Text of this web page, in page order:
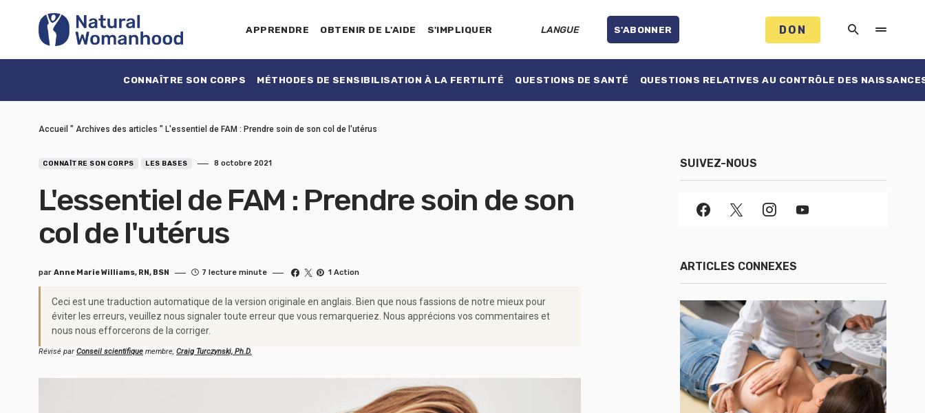
APPRENDRE OBTENIR DE L'AIDE S'IMPLIQUER LANGUE S'ABONNER DON
CONNAÎTRE SON CORPS MÉTHODES DE SENSIBILISATION À LA FERTILITÉ QUESTIONS DE SANTÉ QUESTIONS RELATIVES AU CONTRÔLE DES
Accueil " Archives des articles " L'essentiel de FAM : Prendre soin de son col de l'utérus
CONNAÎTRE SON CORPS LES BASES 8 octobre 2021
L'essentiel de FAM : Prendre soin de son
col de l'utérus
par Anne Marie Williams, RN, BSN 7 lecture minute 1 Action
Ceci est une traduction automatique de la version originale en anglais. Bien que nous fassions de notre mieux pour
éviter les erreurs, veuillez nous signaler toute erreur que vous remarqueriez. Nous apprécions vos commentaires et
nous nous efforcerons de la corriger.
Révisé par Conseil scientifique membre, Craig Turczynski, Ph.D.
SUIVEZ-NOUS
ARTICLES CONNEXES